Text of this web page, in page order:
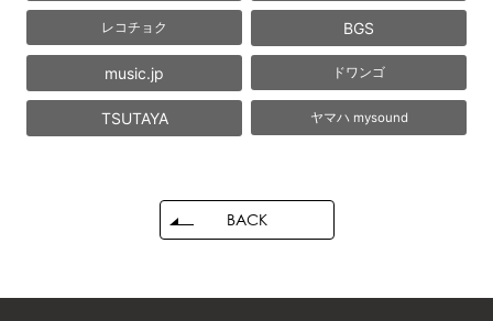
レコチョク BGS
music.jp ドワンゴ
TSUTAYA ヤマハ mysound
BACK